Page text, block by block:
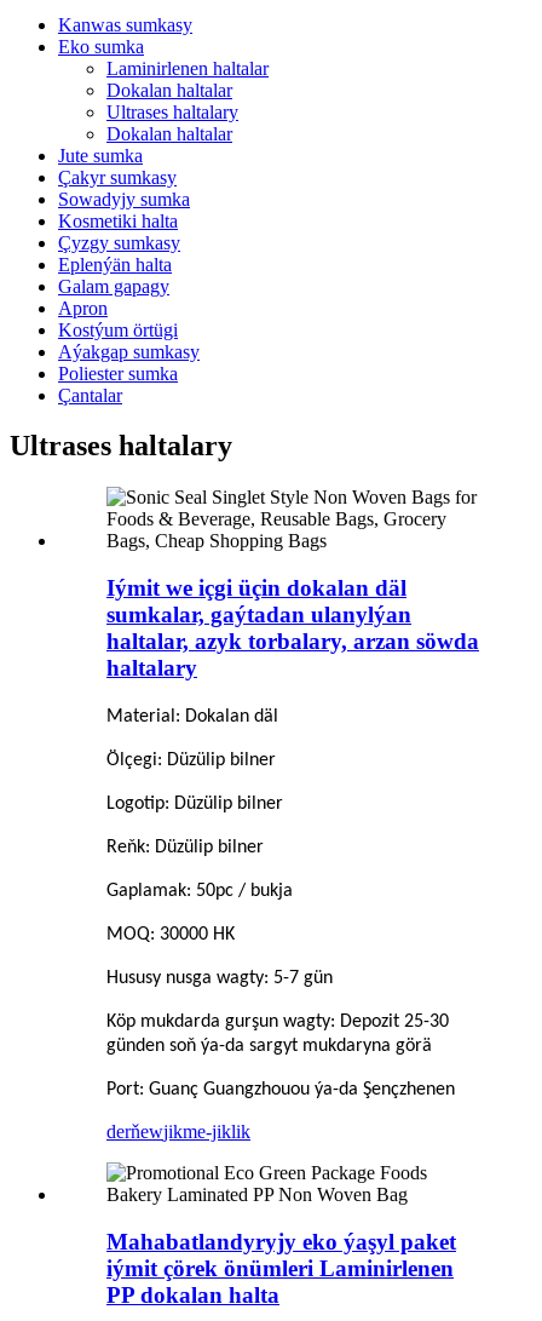
Kanwas sumkasy
Eko sumka
Laminirlenen haltalar
Dokalan haltalar
Ultrases haltalary
Dokalan haltalar
Jute sumka
Çakyr sumkasy
Sowadyjy sumka
Kosmetiki halta
Çyzgy sumkasy
Eplenýän halta
Galam gapagy
Apron
Kostýum örtügi
Aýakgap sumkasy
Poliester sumka
Çantalar
Ultrases haltalary
Iýmit we içgi üçin dokalan däl
sumkalar, gaýtadan ulanylýan
haltalar, azyk torbalary, arzan söwda
haltalary
Material: Dokalan däl
Ölçegi: Düzülip bilner
Logotip: Düzülip bilner
Reňk: Düzülip bilner
Gaplamak: 50pc / bukja
MOQ: 30000 HK
Hususy nusga wagty: 5-7 gün
Köp mukdarda gurşun wagty: Depozit 25-30
günden soň ýa-da sargyt mukdaryna görä
Port: Guanç Guangzhouou ýa-da Şençzhenen
derňewjikme-jiklik
Mahabatlandyryjy eko ýaşyl paket
iýmit çörek önümleri Laminirlenen
PP dokalan halta